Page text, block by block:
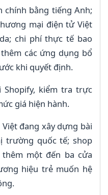
chính bằng tiếng Anh;
mại điện tử Việt
chi phí thực tế bao
các ứng dụng bổ
khi quyết định.
Shopify, kiểm tra trực
giá hiện hành.
đang xây dựng bài
trường quốc tế; shop
một đến ba cửa
hiệu trẻ muốn hệ